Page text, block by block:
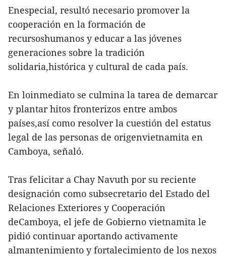
Enespecial, resultó necesario promover la
cooperación en la formación de
recursoshumanos y educar a las jóvenes
generaciones sobre la tradición
solidaria,histórica y cultural de cada país.
En loinmediato se culmina la tarea de demarcar
y plantar hitos fronterizos entre ambos
países,así como resolver la cuestión del estatus
legal de las personas de origenvietnamita en
Camboya, señaló.
Tras felicitar a Chay Navuth por su reciente
designación como subsecretario del Estado del
Relaciones Exteriores y Cooperación
deCamboya, el jefe de Gobierno vietnamita le
pidió continuar aportando activamente
almantenimiento y fortalecimiento de los nexos